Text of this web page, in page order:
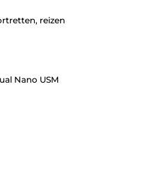
reizen
Nano USM